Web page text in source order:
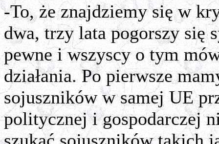
-To, że znajdziemy się w
dwa, trzy lata pogorszy się
pewne i wszyscy o tym
działania. Po pierwsze
sojuszników w samej UE
politycznej i gospodarczej